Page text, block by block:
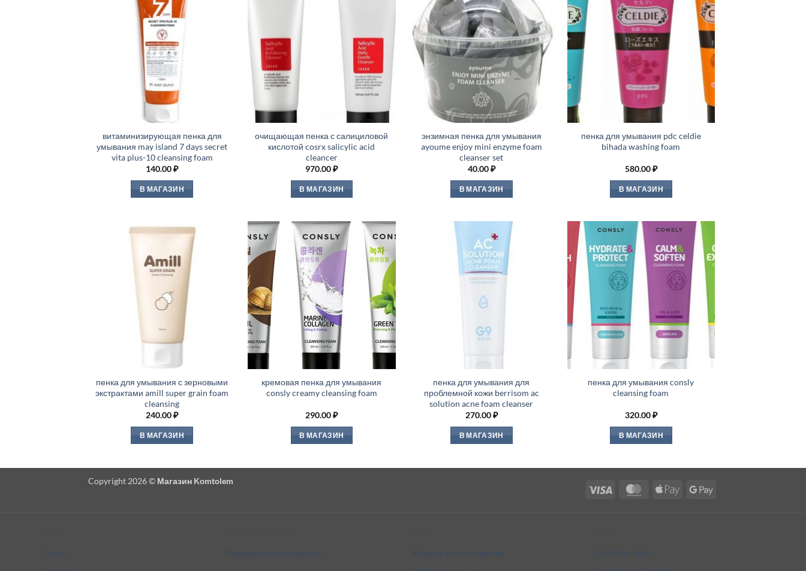
витаминизирующая пенка для
умывания may island 7 days secret
vita plus-10 cleansing foam
140.00₽
В МАГАЗИН
очищающая пенка с салициловой
кислотой cosrx salicylic acid
cleancer
970.00₽
В МАГАЗИН
энзимная пенка для умывания
ayoume enjoy mini enzyme foam
cleanser set
40.00₽
В МАГАЗИН
пенка для умывания pdc celdie
bihada washing foam
580.00₽
В МАГАЗИН
пенка для умывания с зерновыми
экстрактами amill super grain foam
cleansing
240.00₽
В МАГАЗИН
кремовая пенка для умывания
consly creamy cleansing foam
290.00₽
В МАГАЗИН
пенка для умывания для
проблемной кожи berrisom ac
solution acne foam cleanser
270.00₽
В МАГАЗИН
пенка для умывания consly
cleansing foam
320.00₽
В МАГАЗИН
Visa MasterCardApple
Google
Copyright 2026 © Магазин Komtolem
О нас
Редакционная политика
Условия использования
Our Principles